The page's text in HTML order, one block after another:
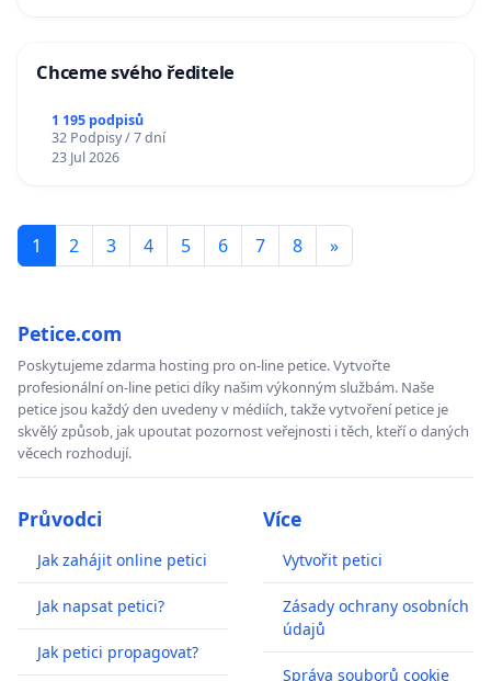
Chceme svého ředitele
1 195 podpisů
32 Podpisy / 7 dní
23 Jul 2026
1 2 3 4 5 6 7 8 »
Petice.com
Poskytujeme zdarma hosting pro on-line petice. Vytvořte
profesionální on-line petici díky našim výkonným službám. Naše
petice jsou každý den uvedeny v médiích, takže vytvoření petice je
skvělý způsob, jak upoutat pozornost veřejnosti i těch, kteří o daných
věcech rozhodují.
Průvodci
Jak zahájit online petici
Jak napsat petici?
Jak petici propagovat?
Více
Vytvořit petici
Zásady ochrany osobních
údajů
Správa souborů cookie